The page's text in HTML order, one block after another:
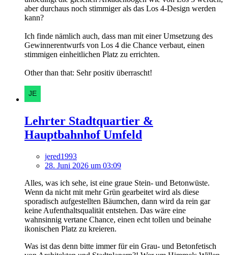
aber durchaus noch stimmiger als das Los 4-Design werden
kann?
Ich finde nämlich auch, dass man mit einer Umsetzung des
Gewinnerentwurfs von Los 4 die Chance verbaut, einen
stimmigen einheitlichen Platz zu errichten.
Other than that: Sehr positiv überrascht!
Lehrter Stadtquartier &
Hauptbahnhof Umfeld
jered1993
28. Juni 2026 um 03:09
Alles, was ich sehe, ist eine graue Stein- und Betonwüste.
Wenn da nicht mit mehr Grün gearbeitet wird als diese
sporadisch aufgestellten Bäumchen, dann wird da rein gar
keine Aufenthaltsqualität entstehen. Das wäre eine
wahnsinnig vertane Chance, einen echt tollen und beinahe
ikonischen Platz zu kreieren.
Was ist das denn bitte immer für ein Grau- und Betonfetisch